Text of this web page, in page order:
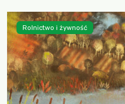
Rolnictwo i żywność